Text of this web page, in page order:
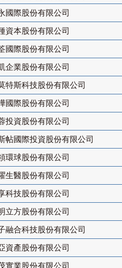
國際股份有限公司
資本股份有限公司
國際股份有限公司
企業股份有限公司
特斯科技股份有限公司
國際股份有限公司
投資股份有限公司
帖國際投資股份有限公司
環球股份有限公司
生醫股份有限公司
科技股份有限公司
立方股份有限公司
融合科技股份有限公司
資產股份有限公司
實業股份有限公司